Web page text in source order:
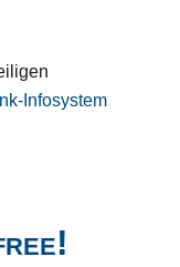
Infosystem